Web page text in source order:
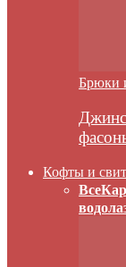
Брюки
Кофты и
Все